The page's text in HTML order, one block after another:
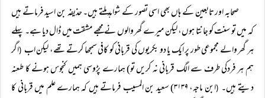
صحابہ اور تابعین کے ہاں بھی اسی تصور کے شواہد ملتے ہیں۔ حذیفہ بن اسید فرماتے ہیں
کہ میں تو سنت کو جانتا ہوں، لیکن میرے گھر والوں نے مجھے مشقت میں ڈال دیا ہے۔ پہلے
ہر گھر والے مجموعی طور پر ایک یا دو بکریوں کی قربانی کو کافی سمجھا کرتے تھے، لیکن اب (اگر
ہم ہر فردکی طرف سے الگ قربانی نہ کریں تو) ہمارے پڑوسی ہمیں کنجوس ہونے کا طعنہ
دیتے ہیں۔ (
ابن ماجہ، ۳۱۳۹) سعید بن المسیب فرماتے ہیں کہ ہمارے علم میں قربانی کا